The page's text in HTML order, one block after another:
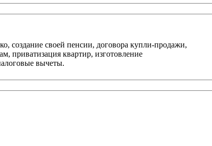
создание своей пенсии, договора купли-продажи,
приватизация квартир, изготовление
вычеты.